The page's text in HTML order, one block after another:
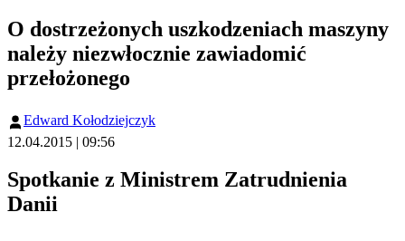
O dostrzeżonych uszkodzeniach maszyny
należy niezwłocznie zawiadomić
przełożonego
Edward Kołodziejczyk
12.04.2015 | 09:56
Spotkanie z Ministrem Zatrudnienia
Danii